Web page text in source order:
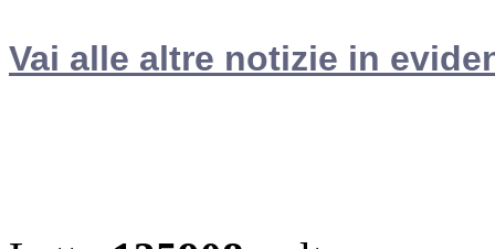
Vai alle altre notizie in